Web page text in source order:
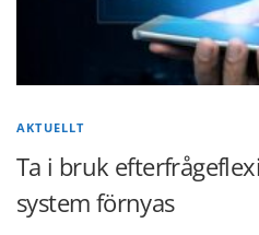
AKTUELLT
Ta i bruk
system förnyas